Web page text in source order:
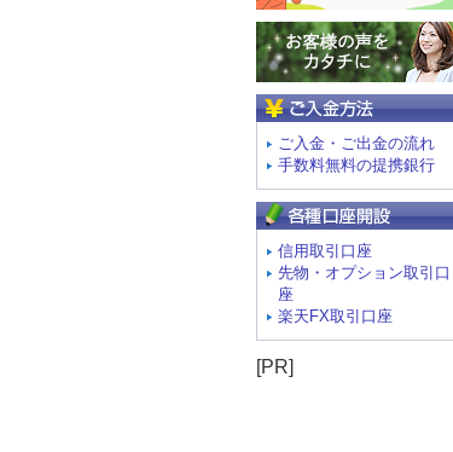
ご入金・ご出金の流れ
手数料無料の提携銀行
信用取引口座
先物・オプション取引口
座
楽天FX取引口座
[PR]